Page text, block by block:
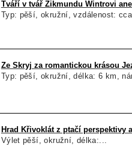
Tváří v tvář Zikmundu Wintrovi
Typ: pěší, okružní, vzdálenost:
Ze Skryj za romantickou krásou
Typ: pěší, okružní, délka: 6 km,
Hrad Křivoklát z ptačí perspektivy
Výlet pěší, okružní, délka:...